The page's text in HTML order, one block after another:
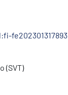
fe202301317893
(SVT)